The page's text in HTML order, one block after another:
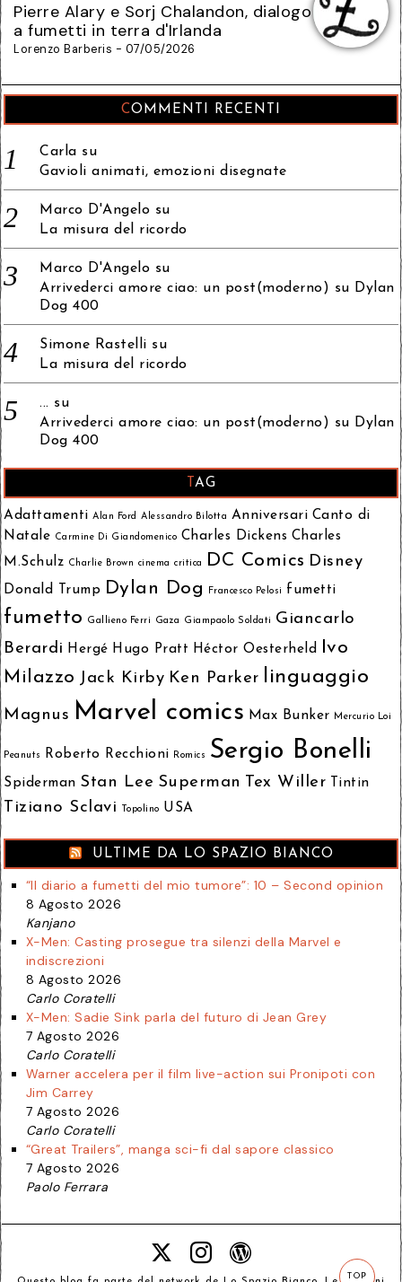
Pierre Alary e Sorj Chalandon, dialogo
a fumetti in terra d'Irlanda
Lorenzo Barberis - 07/05/2026
COMMENTI RECENTI
Carla su
Gavioli animati, emozioni disegnate
Marco D'Angelo su
La misura del ricordo
Marco D'Angelo su
Arrivederci amore ciao: un post(moderno) su Dylan
Dog 400
Simone Rastelli su
La misura del ricordo
... su
Arrivederci amore ciao: un post(moderno) su Dylan
Dog 400
TAG
Adattamenti Alan Ford Alessandro Bilotta Anniversari Canto di
Natale Carmine Di Giandomenico Charles Dickens Charles
M.Schulz Charlie Brown cinema critica DC Comics Disney
Donald Trump Dylan Dog Francesco Pelosi fumetti
fumetto Gallieno Ferri Gaza Giampaolo Soldati
Giancarlo
Berardi Hergé Hugo Pratt Héctor Oesterheld Ivo
Milazzo Jack Kirby Ken Parker linguaggio
Magnus Marvel comics Max Bunker Mercurio Loi
Peanuts Roberto Recchioni Romics Sergio Bonelli
Spiderman Stan Lee Superman Tex Willer Tintin
Tiziano Sclavi Topolino USA
ULTIME DA LO SPAZIO BIANCO
“Il diario a fumetti del mio tumore”: 10 – Second opinion
8 Agosto 2026
Kanjano
X-Men: Casting prosegue tra silenzi della Marvel e
indiscrezioni
8 Agosto 2026
Carlo Coratelli
X-Men: Sadie Sink parla del futuro di Jean Grey
7 Agosto 2026
Carlo Coratelli
Warner accelera per il film live-action sui Pronipoti con
Jim Carrey
7 Agosto 2026
Carlo Coratelli
“Great Trailers”, manga sci-fi dal sapore classico
7 Agosto 2026
Paolo Ferrara
TOP